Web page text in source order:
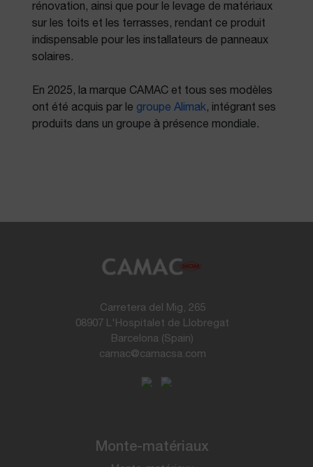
rénovation, ainsi que pour le levage de matériaux
sur les toits et les terrasses, rendant ce produit
indispensable pour les installateurs de panneaux
solaires.
En 2025, la marque CAMAC et tous ses modèles
ont été acquis par le groupe Alimak, intégrant ses
produits dans un groupe à présence mondiale.
Carretera del Mig, 265
08907 L'Hospitalet de Llobregat
Barcelona (Spain)
camac@camacsa.com
Monte-matériaux